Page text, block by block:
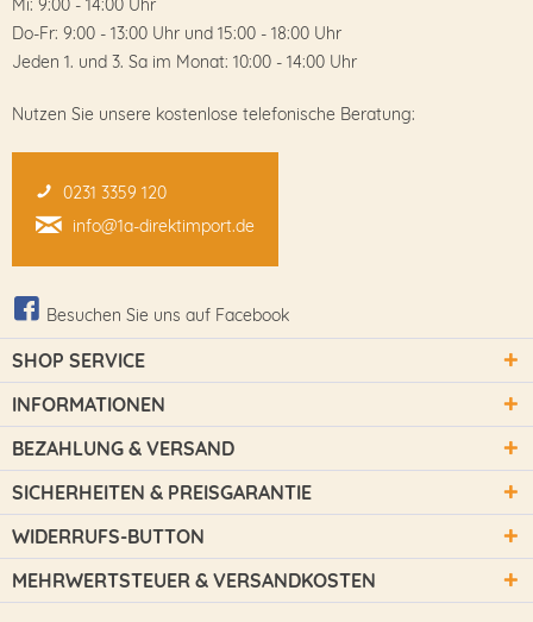
Mi: 9:00 - 14:00 Uhr
Do-Fr: 9:00 - 13:00 Uhr und 15:00 - 18:00 Uhr
Jeden 1. und 3. Sa im Monat: 10:00 - 14:00 Uhr
Nutzen Sie unsere kostenlose telefonische Beratung:
0231 3359 120
info@1a-direktimport.de
Besuchen Sie uns auf Facebook
SHOP SERVICE
INFORMATIONEN
BEZAHLUNG & VERSAND
SICHERHEITEN & PREISGARANTIE
WIDERRUFS-BUTTON
MEHRWERTSTEUER & VERSANDKOSTEN